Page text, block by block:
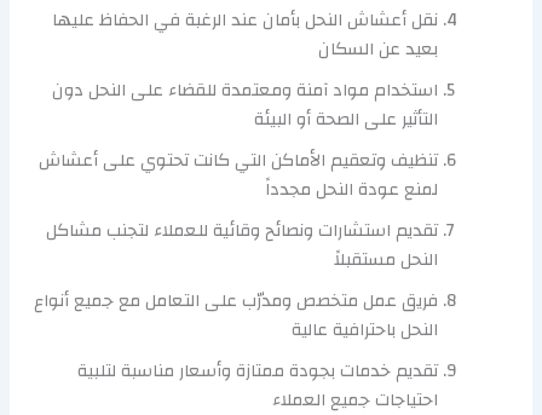
نقل أعشاش النحل بأمان عند الرغبة في الحفاظ عليها
بعيد عن السكان
استخدام مواد آمنة ومعتمدة للقضاء على النحل دون
التأثير على الصحة أو البيئة
تنظيف وتعقيم الأماكن التي كانت تحتوي على أعشاش
لمنع عودة النحل مجدداً
تقديم استشارات ونصائح وقائية للعملاء لتجنب مشاكل
النحل مستقبلاً
فريق عمل متخصص ومدرّب على التعامل مع جميع أنواع
النحل باحترافية عالية
تقديم خدمات بجودة ممتازة وأسعار مناسبة لتلبية
احتياجات جميع العملاء